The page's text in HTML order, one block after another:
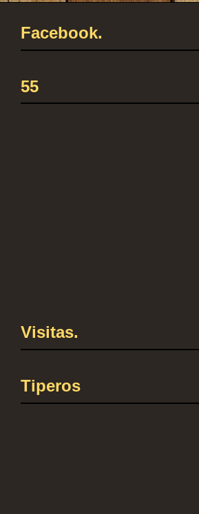
Facebook.
55
Visitas.
Tiperos